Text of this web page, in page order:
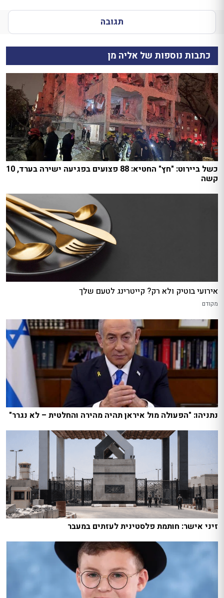
תגובה
כתבות נוספות של אליה מן
כשל ביירוט: "חץ" החטיא: 88 פצועים בפגיעה ישירה בערד, 10
קשה
אירועי בוטיק ולא רק? קייטרינג לטעם שלך
מקודם
נתניהו: "הפעולה מול איראן תהיה מהירה והחלטית – לא נגרר"
זיני אישר: חותמת פלסטינית לעזתים במעבר